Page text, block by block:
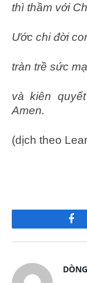
thì thầm với
Ước chi đời
tràn trề sức
và kiên
Amen.
(dịch theo